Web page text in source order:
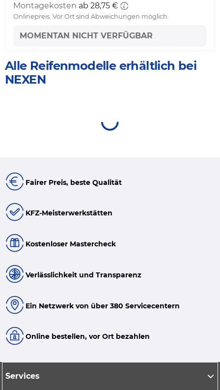
Montagekosten ab 28,75 €
Onlinepreis. Vor Ort sind Abweichungen möglich.
MOMENTAN NICHT VERFÜGBAR
Alle Reifenmodelle erhältlich bei
NEXEN
Fairer Preis, beste Qualität
KFZ-Meisterwerkstätten
Kostenloser Mastercheck
Verlässlichkeit und Transparenz
Ein Netzwerk von über 380 Servicecentern
Online bestellen, vor Ort bezahlen
Services